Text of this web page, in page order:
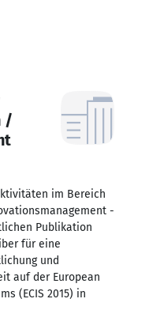
/
im Bereich
-
Publikation
für eine
und
auf der European
(ECIS 2015) in